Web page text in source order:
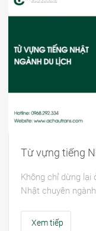
Từ vựng tiếng
Không chỉ dừng lại
Nhật chuyên
Xem tiếp